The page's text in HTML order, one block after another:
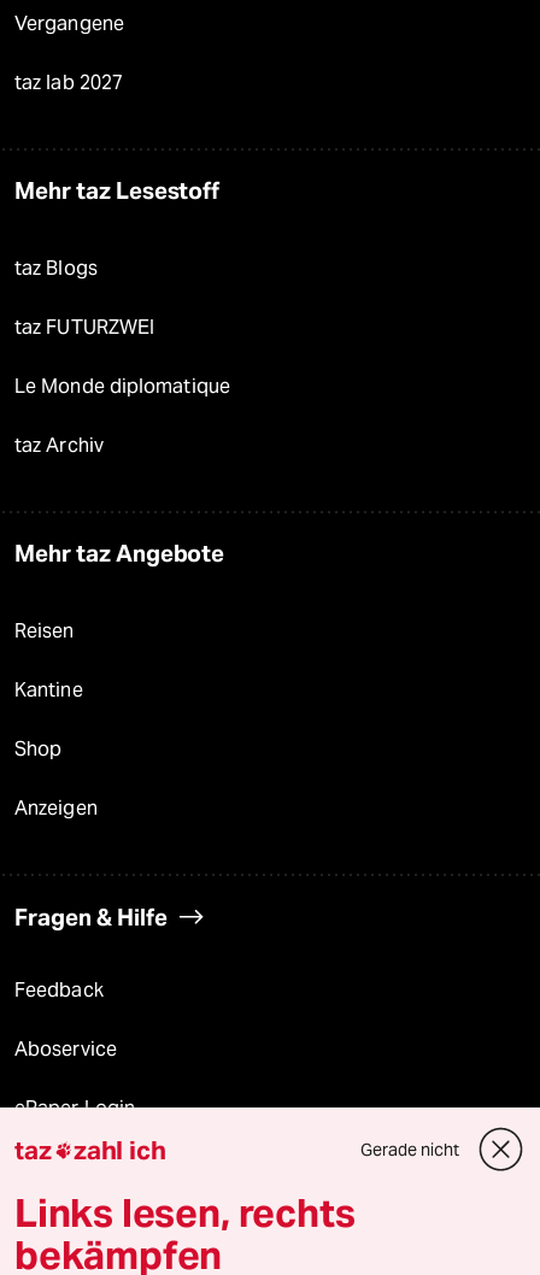
Vergangene
taz lab 2027
Mehr taz Lesestoff
taz Blogs
taz FUTURZWEI
Le Monde diplomatique
taz Archiv
Mehr taz Angebote
Reisen
Kantine
Shop
Anzeigen
Fragen & Hilfe
Feedback
Aboservice
ePaper Login
Downloads für Abonnierende
taz zahl ich Gerade nicht
Links lesen, rechts
bekämpfen